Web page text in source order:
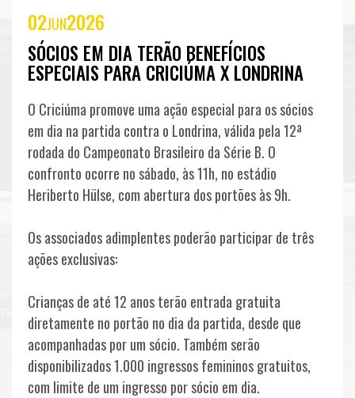
CLUBE
CARVOEIRO
CONSULADOS
FUTEBOL
ELENCO
PROFISSIONAL
COMISSÃO
TÉCNICA
AVALIAÇÕES
FEMININO
02JUN2026
SÓCIOS EM DIA TERÃO BENEFÍCIOS
ESPECIAIS PARA CRICIÚMA X LONDRINA
O Criciúma promove uma ação especial para os sócios
em dia na partida contra o Londrina, válida pela 12ª
rodada do Campeonato Brasileiro da Série B. O
confronto ocorre no sábado, às 11h, no estádio
Heriberto Hülse, com abertura dos portões às 9h.
Os associados adimplentes poderão participar de três
ações exclusivas:
Crianças de até 12 anos terão entrada gratuita
diretamente no portão no dia da partida, desde que
acompanhadas por um sócio. Também serão
disponibilizados1.000 ingressos femininos gratuitos,
com limite de um ingresso por sócio em dia.